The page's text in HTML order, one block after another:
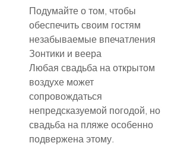
Подумайте о том, чтобы
обеспечить своим гостям
незабываемые впечатления
Зонтики и веера
Любая свадьба на открытом
воздухе может
сопровождаться
непредсказуемой погодой, но
свадьба на пляже особенно
подвержена этому.